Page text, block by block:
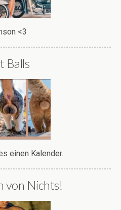
<3
Balls
einen Kalender.
von Nichts!